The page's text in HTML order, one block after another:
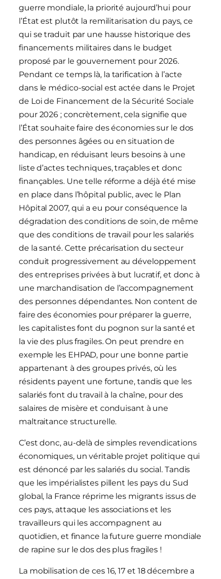
guerre mondiale, la priorité aujourd’hui pour
l’État est plutôt la remilitarisation du pays, ce
qui se traduit par une hausse historique des
financements militaires dans le budget
proposé par le gouvernement pour 2026.
Pendant ce temps là, la tarification à l’acte
dans le médico-social est actée dans le Projet
de Loi de Financement de la Sécurité Sociale
pour 2026 ; concrètement, cela signifie que
l’État souhaite faire des économies sur le dos
des personnes âgées ou en situation de
handicap, en réduisant leurs besoins à une
liste d’actes techniques, traçables et donc
finançables. Une telle réforme a déjà été mise
en place dans l’hôpital public, avec le Plan
Hôpital 2007, qui a eu pour conséquence la
dégradation des conditions de soin, de même
que des conditions de travail pour les salariés
de la santé. Cette précarisation du secteur
conduit progressivement au développement
des entreprises privées à but lucratif, et donc à
une marchandisation de l’accompagnement
des personnes dépendantes. Non content de
faire des économies pour préparer la guerre,
les capitalistes font du pognon sur la santé et
la vie des plus fragiles. On peut prendre en
exemple les EHPAD, pour une bonne partie
appartenant à des groupes privés, où les
résidents payent une fortune, tandis que les
salariés font du travail à la chaîne, pour des
salaires de misère et conduisant à une
maltraitance structurelle.
C’est donc, au-delà de simples revendications
économiques, un véritable projet politique qui
est dénoncé par les salariés du social. Tandis
que les impérialistes pillent les pays du Sud
global, la France réprime les migrants issus de
ces pays, attaque les associations et les
travailleurs qui les accompagnent au
quotidien, et finance la future guerre mondiale
de rapine sur le dos des plus fragiles !
La mobilisation de ces 16, 17 et 18 décembre a